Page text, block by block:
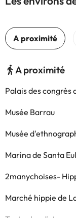
A proximité
Palais des congrès
Musée Barrau
Musée
Marina de Santa
2manychoises-
Marché hippie de